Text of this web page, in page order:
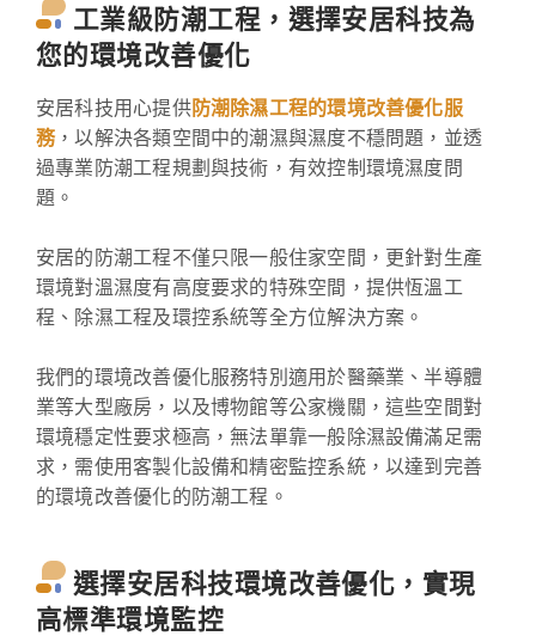
工業級防潮工程，選擇安居科技為
您的環境改善優化
安居科技用心提供防潮除濕工程的環境改善優化服
務，以解決各類空間中的潮濕與濕度不穩問題，並透
過專業防潮工程規劃與技術，有效控制環境濕度問
題。
安居的防潮工程不僅只限一般住家空間，更針對生產
環境對溫濕度有高度要求的特殊空間，提供恆溫工
程、除濕工程及環控系統等全方位解決方案。
我們的環境改善優化服務特別適用於醫藥業、半導體
業等大型廠房，以及博物館等公家機關，這些空間對
環境穩定性要求極高，無法單靠一般除濕設備滿足需
求，需使用客製化設備和精密監控系統，以達到完善
的環境改善優化的防潮工程。
選擇安居科技環境改善優化，實現
高標準環境監控